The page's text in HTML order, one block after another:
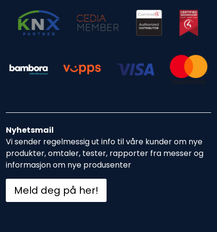
Nyhetsmail
Vi sender regelmessig ut info til våre kunder om nye
produkter, omtaler, tester, rapporter fra messer og
informasjon om nye produsenter
Meld deg på her!